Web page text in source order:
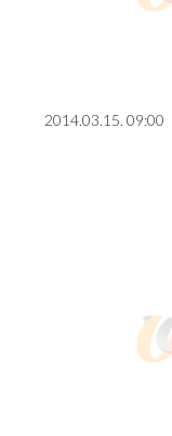
2014.03.15. 09:00